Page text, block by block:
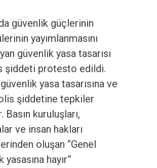
güvenlik güçlerinin
yayımlanmasını
güvenlik yasa tasarısı
şiddeti protesto edildi.
yasa tasarısına ve
şiddetine tepkiler
Basın kuruluşları,
ve insan hakları
oluşan “Genel
yasasına hayır”